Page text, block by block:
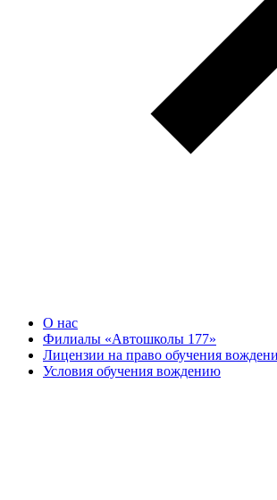
О нас
Филиалы «Автошколы 177»
Лицензии на право обучения
Условия обучения вождению